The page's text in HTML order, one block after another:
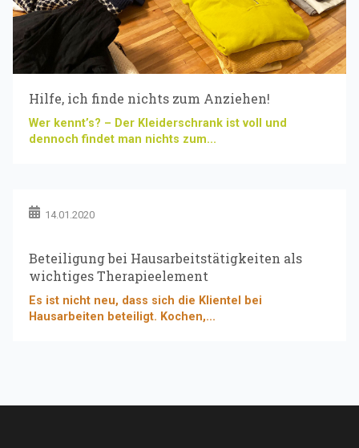
Hilfe, ich finde nichts zum Anziehen!
Wer kennt’s? – Der Kleiderschrank ist voll und
dennoch findet man nichts zum...
14.01.2020
Beteiligung bei Hausarbeitstätigkeiten als
wichtiges Therapieelement
Es ist nicht neu, dass sich die Klientel bei
Hausarbeiten beteiligt. Kochen,...